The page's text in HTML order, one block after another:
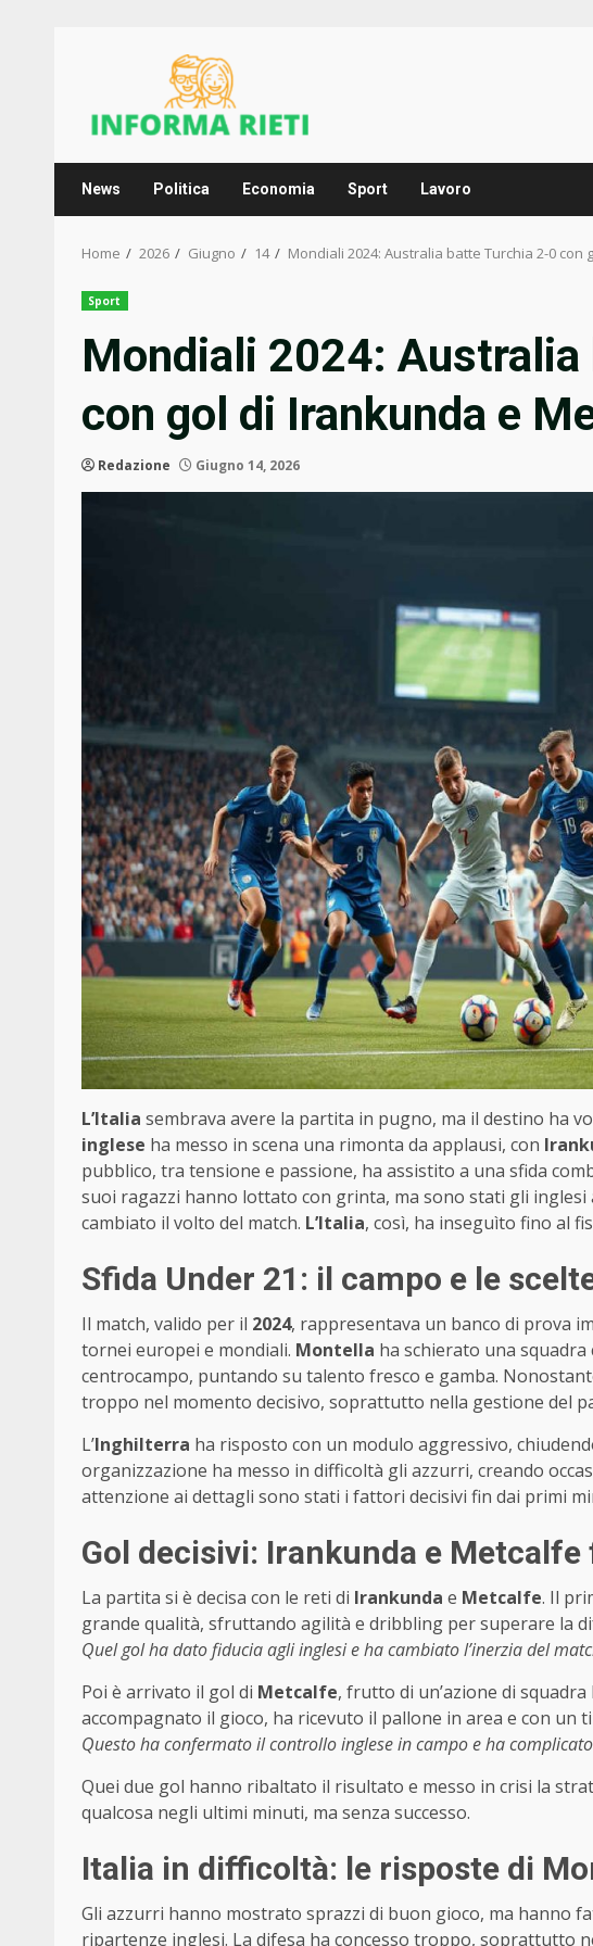
News Politica Economia Sport Lavoro
Home 2026 Giugno 14 Mondiali 2024: Australia batte Turchia 2-0
Sport
Mondiali 2024:
con gol di Irankunda e
Redazione Giugno 14, 2026
L’Italia sembrava avere la partita in pugno, ma il destino ha
inglese ha messo in scena una rimonta da applausi, con
pubblico, tra tensione e passione, ha assistito a una sfida
suoi ragazzi hanno lottato con grinta, ma sono stati gli
cambiato il volto del match. L’Italia, così, ha inseguìto fino al
Sfida Under 21: il campo e le
Il match, valido per il 2024, rappresentava un banco di prova
tornei europei e mondiali. Montella ha schierato una
centrocampo, puntando su talento fresco e gamba.
troppo nel momento decisivo, soprattutto nella gestione del
L’Inghilterra ha risposto con un modulo aggressivo,
organizzazione ha messo in difficoltà gli azzurri, creando
attenzione ai dettagli sono stati i fattori decisivi fin dai primi
Gol decisivi: Irankunda e
La partita si è decisa con le reti di Irankunda e Metcalfe. Il
grande qualità, sfruttando agilità e dribbling per superare la
Quel gol ha dato fiducia agli inglesi e ha cambiato l’inerzia del
Poi è arrivato il gol di Metcalfe, frutto di un’azione di
accompagnato il gioco, ha ricevuto il pallone in area e con
Questo ha confermato il controllo inglese in campo e ha
Quei due gol hanno ribaltato il risultato e messo in crisi la
qualcosa negli ultimi minuti, ma senza successo.
Italia in difficoltà: le risposte di
Gli azzurri hanno mostrato sprazzi di buon gioco, ma hanno
ripartenze inglesi. La difesa ha concesso troppo, soprattutto